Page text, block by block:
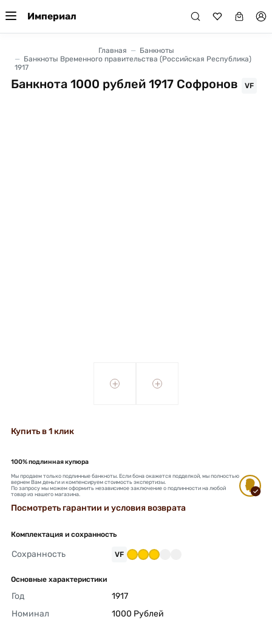
Империал
Главная
Банкноты
Банкноты Временного правительства (Российская Республика)
1917
Банкнота 1000 рублей 1917 Софронов VF
+ +
Купить в 1 клик
100% подлинная купюра
Мы продаем только подлинные банкноты. Если бона окажется подделкой, мы полностью
вернем Вам деньги и компенсируем стоимость экспертизы.
По запросу мы можем оформить независимое заключение о подлинности на любой
товар из нашего магазина.
Посмотреть гарантии и условия возврата
Комплектация и сохранность
Сохранность VF
Основные характеристики
Год
1917
Номинал
1000 Рублей